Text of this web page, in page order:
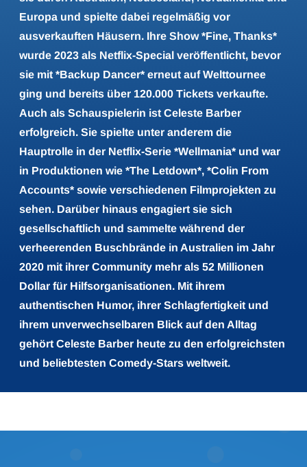
Europa und spielte dabei regelmäßig vor
ausverkauften Häusern. Ihre Show *Fine, Thanks*
wurde 2023 als Netflix-Special veröffentlicht, bevor
sie mit *Backup Dancer* erneut auf Welttournee
ging und bereits über 120.000 Tickets verkaufte.
Auch als Schauspielerin ist Celeste Barber
erfolgreich. Sie spielte unter anderem die
Hauptrolle in der Netflix-Serie *Wellmania* und war
in Produktionen wie *The Letdown*, *Colin From
Accounts* sowie verschiedenen Filmprojekten zu
sehen. Darüber hinaus engagiert sie sich
gesellschaftlich und sammelte während der
verheerenden Buschbrände in Australien im Jahr
2020 mit ihrer Community mehr als 52 Millionen
Dollar für Hilfsorganisationen. Mit ihrem
authentischen Humor, ihrer Schlagfertigkeit und
ihrem unverwechselbaren Blick auf den Alltag
gehört Celeste Barber heute zu den erfolgreichsten
und beliebtesten Comedy-Stars weltweit.